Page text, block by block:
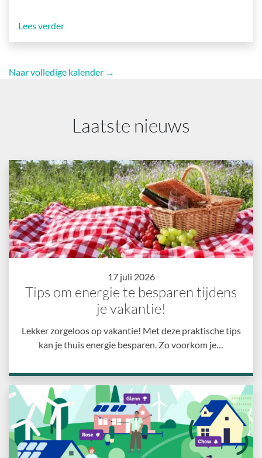
Lees verder
Naar volledige kalender →
Laatste nieuws
17 juli 2026
Tips om energie te besparen tijdens
je vakantie!
Lekker zorgeloos op vakantie! Met deze praktische tips
kan je thuis energie besparen. Zo voorkom je…